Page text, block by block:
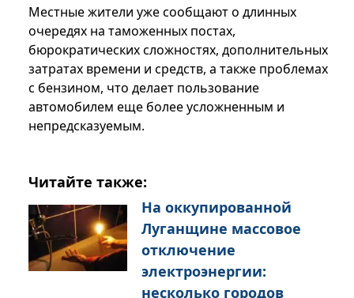
Местные жители уже сообщают о длинных
очередях на таможенных постах,
бюрократических сложностях, дополнительных
затратах времени и средств, а также проблемах
с бензином, что делает пользование
автомобилем еще более усложненным и
непредсказуемым.
Читайте также:
На оккупированной
Луганщине массовое
отключение
электроэнергии:
несколько городов